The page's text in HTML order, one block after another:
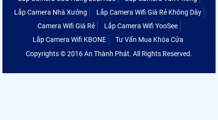
Lắp Camera Nhà Xưởng
Lắp Camera Wifi Giá Rẻ Không Dây
Camera Wifi Giá Rẻ
Lắp Camera Wifi YooSee
Lắp Camera Wifi KBONE
Tư Vấn Mua Khóa Cửa
Copyrights © 2016 An Thành Phát. All Rights Reserved.